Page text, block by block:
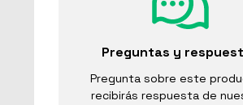
Preguntas y
Pregunta sobre este
recibirás respuesta de